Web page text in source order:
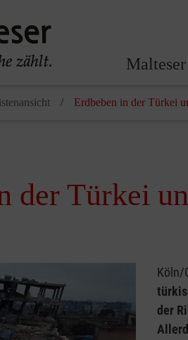
Erdbeben in der Türkei
der Türkei
Köln/
der